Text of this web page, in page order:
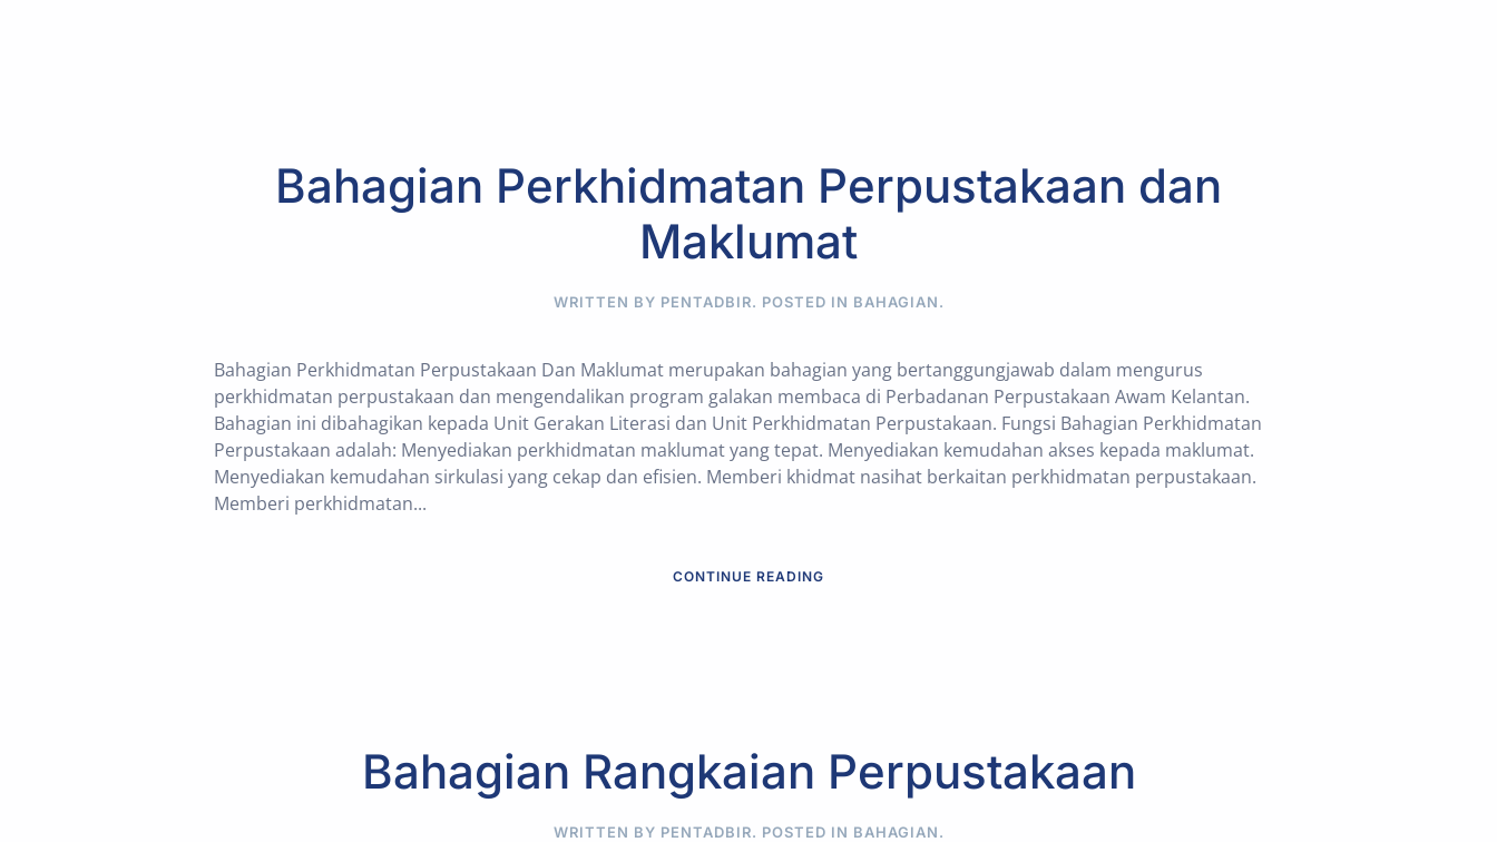
Bahagian Perkhidmatan Perpustakaan dan
Maklumat
WRITTEN BY PENTADBIR. POSTED IN BAHAGIAN.
Bahagian Perkhidmatan Perpustakaan Dan Maklumat merupakan bahagian yang bertanggungjawab dalam mengurus
perkhidmatan perpustakaan dan mengendalikan program galakan membaca di Perbadanan Perpustakaan Awam Kelantan.
Bahagian ini dibahagikan kepada Unit Gerakan Literasi dan Unit Perkhidmatan Perpustakaan. Fungsi Bahagian Perkhidmatan
Perpustakaan adalah: Menyediakan perkhidmatan maklumat yang tepat. Menyediakan kemudahan akses kepada maklumat.
Menyediakan kemudahan sirkulasi yang cekap dan efisien. Memberi khidmat nasihat berkaitan perkhidmatan perpustakaan.
Memberi perkhidmatan...
CONTINUE READING
Bahagian Rangkaian Perpustakaan
WRITTEN BY PENTADBIR. POSTED IN BAHAGIAN.